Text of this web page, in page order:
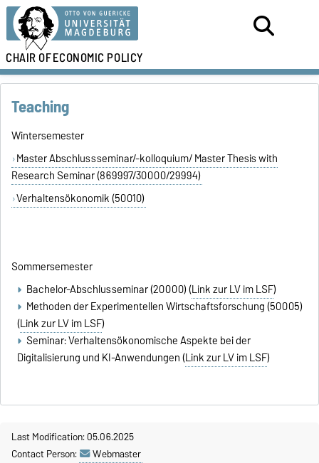
CHAIR OFECONOMIC POLICY
Teaching
Wintersemester
Master Abschlussseminar/-kolloquium/ Master Thesis with
Research Seminar (869997/30000/29994)
Verhaltensökonomik (50010)
Sommersemester
Bachelor-Abschlusseminar (20000) (Link zur LV im LSF)
Methoden der Experimentellen Wirtschaftsforschung (50005)
(Link zur LV im LSF)
Seminar: Verhaltensökonomische Aspekte bei der
Digitalisierung und KI-Anwendungen (Link zur LV im LSF)
Last Modification: 05.06.2025
Contact Person:
Webmaster